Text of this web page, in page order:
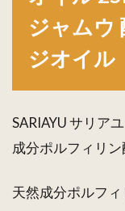
エキス ジ
ャムウ 配
マッサー
SARIAYU
サリアユ
バストケ
25ml×２
ジャムウ
ジオイル
SARIAYU サリア
成分ポルフィリ
天然成分ポルフ